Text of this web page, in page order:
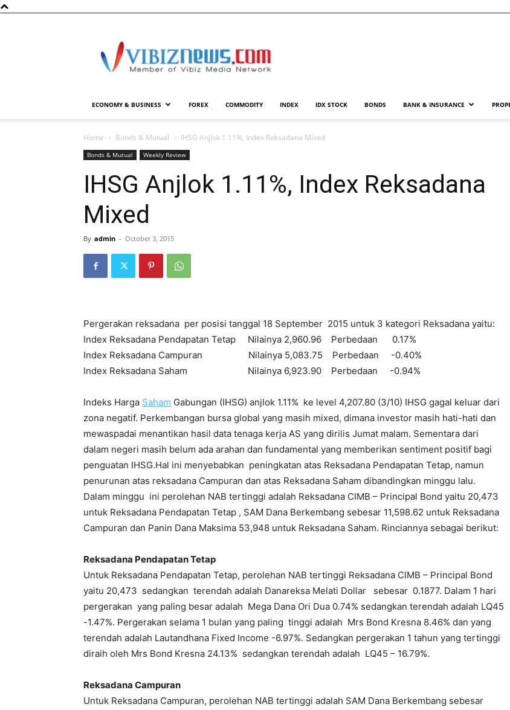
ECONOMY & BUSINESS FOREX COMMODITY INDEX IDX STOCK BONDS BANK & INSURANCE
Home Bonds & Mutual IHSG Anjlok 1.11%, Index Reksadana Mixed
Bonds & Mutual Weekly Review
IHSG Anjlok 1.11%, Index Reksadana
Mixed
By admin - October 3, 2015
Pergerakan reksadana per posisi tanggal 18 September 2015 untuk 3 kategori Reksadana yaitu:
Index Reksadana Pendapatan Tetap Nilainya 2,960.96 Perbedaan 0.17%
Index Reksadana Campuran Nilainya 5,083.75 Perbedaan -0.40%
Index Reksadana Saham Nilainya 6,923.90 Perbedaan -0.94%
Indeks Harga Saham Gabungan (IHSG) anjlok 1.11% ke level 4,207.80 (3/10) IHSG gagal keluar dari
zona negatif. Perkembangan bursa global yang masih mixed, dimana investor masih hati-hati dan
mewaspadai menantikan hasil data tenaga kerja AS yang dirilis Jumat malam. Sementara dari
dalam negeri masih belum ada arahan dan fundamental yang memberikan sentiment positif bagi
penguatan IHSG.Hal ini menyebabkan peningkatan atas Reksadana Pendapatan Tetap, namun
penurunan atas reksadana Campuran dan atas Reksadana Saham dibandingkan minggu lalu.
Dalam minggu ini perolehan NAB tertinggi adalah Reksadana CIMB – Principal Bond yaitu 20,473
untuk Reksadana Pendapatan Tetap , SAM Dana Berkembang sebesar 11,598.62 untuk Reksadana
Campuran dan Panin Dana Maksima 53,948 untuk Reksadana Saham. Rinciannya sebagai berikut:
Reksadana Pendapatan Tetap
Untuk Reksadana Pendapatan Tetap, perolehan NAB tertinggi Reksadana CIMB – Principal Bond
yaitu 20,473 sedangkan terendah adalah Danareksa Melati Dollar sebesar 0.1877. Dalam 1 hari
pergerakan yang paling besar adalah Mega Dana Ori Dua 0.74% sedangkan terendah adalah LQ45
-1.47%. Pergerakan selama 1 bulan yang paling tinggi adalah Mrs Bond Kresna 8.46% dan yang
terendah adalah Lautandhana Fixed Income -6.97%. Sedangkan pergerakan 1 tahun yang tertinggi
diraih oleh Mrs Bond Kresna 24.13% sedangkan terendah adalah LQ45 – 16.79%.
Reksadana Campuran
Untuk Reksadana Campuran, perolehan NAB tertinggi adalah SAM Dana Berkembang sebesar